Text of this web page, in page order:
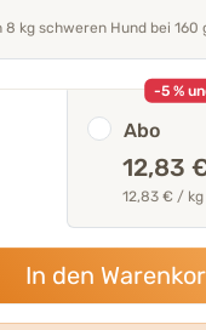
Backhaus
kg schweren Hund bei 160
-5 %
Abo
12,83
12,83 € / kg
In den